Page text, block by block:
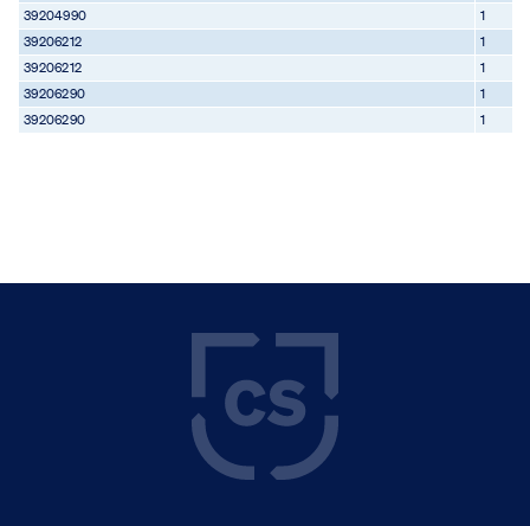
39204990
1
39206212
1
39206212
1
39206290
1
39206290
1